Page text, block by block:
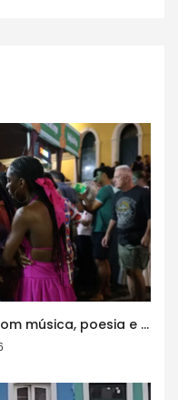
Flipelô começa em Salvador com música, poesia e grande participação